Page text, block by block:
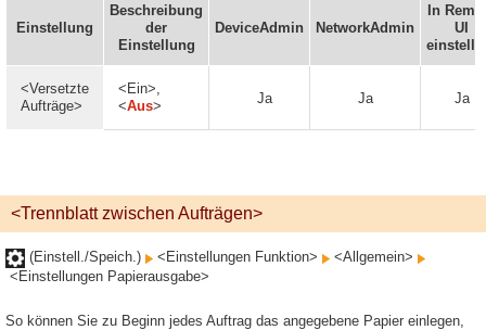
Einstellung
Beschreibung
der
Einstellung
DeviceAdmin NetworkAdmin
In
UI
<Versetzte
Aufträge>
<Ein>,
<Aus> Ja Ja Ja
<Trennblatt zwischen Aufträgen>
(Einstell./Speich.) <Einstellungen Funktion>
<Allgemein>
<Einstellungen Papierausgabe>
So können Sie zu Beginn jedes Auftrag das angegebene Papier einlegen,